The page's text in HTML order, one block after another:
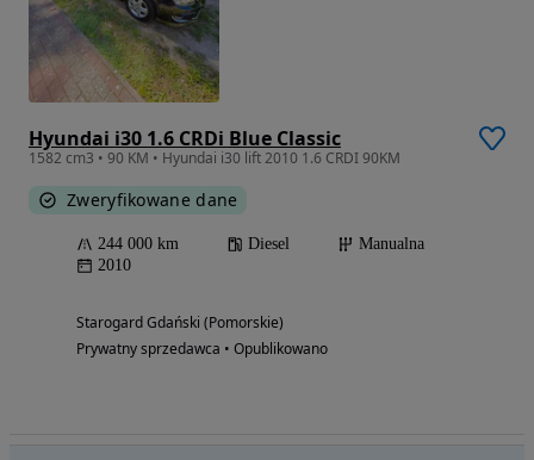
Hyundai i30 1.6 CRDi Blue Classic
1582 cm3 • 90 KM • Hyundai i30 lift 2010 1.6 CRDI 90KM
Zweryfikowane dane
244 000 km Diesel
Manualna
2010
Starogard Gdański (Pomorskie)
Prywatny sprzedawca • Opublikowano